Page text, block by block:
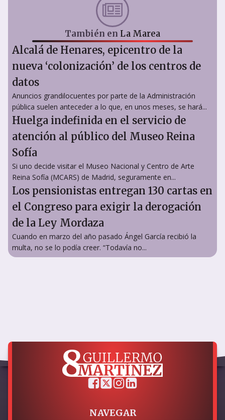
También en La Marea
Alcalá de Henares, epicentro de la
nueva ‘colonización’ de los centros de
datos
Anuncios grandilocuentes por parte de la Administración
pública suelen anteceder a lo que, en unos meses, se hará...
Huelga indefinida en el servicio de
atención al público del Museo Reina
Sofía
Si uno decide visitar el Museo Nacional y Centro de Arte
Reina Sofía (MCARS) de Madrid, seguramente en...
Los pensionistas entregan 130 cartas en
el Congreso para exigir la derogación
de la Ley Mordaza
Cuando en marzo del año pasado Ángel García recibió la
multa, no se lo podía creer. “Todavía no...
NAVEGAR